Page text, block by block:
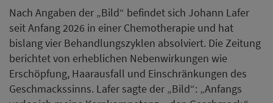
Nach Angaben der „Bild“ befindet sich Johann Lafer
seit Anfang 2026 in einer Chemotherapie und hat
bislang vier Behandlungszyklen absolviert. Die Zeitung
berichtet von erheblichen Nebenwirkungen wie
Erschöpfung, Haarausfall und Einschränkungen des
Geschmackssinns. Lafer sagte der „Bild“: „Anfangs